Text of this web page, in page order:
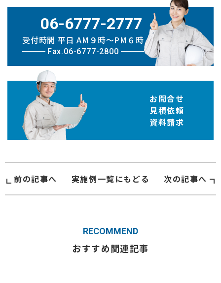
06-6777-2777
受付時間 平日 AM９時〜PM６時
Fax.06-6777-2800
お問合せ
見積依頼
資料請求
前の記事へ 実施例一覧にもどる 次の記事へ
RECOMMEND
おすすめ関連記事